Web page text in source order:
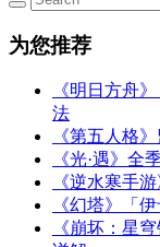
为您推荐
《明日方舟
法
《第五人格
《光·遇》全
《逆水寒手
《幻塔》「
《崩坏：星